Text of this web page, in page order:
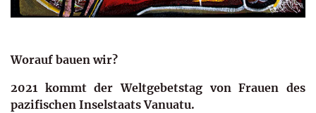
Worauf bauen wir?
2021 kommt der Weltgebetstag von Frauen des
pazifischen Inselstaats Vanuatu.